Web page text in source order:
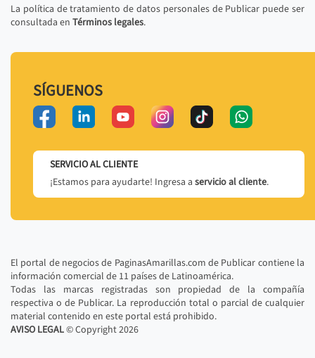
La política de tratamiento de datos personales de Publicar puede ser
consultada en Términos legales.
SÍGUENOS
SERVICIO AL CLIENTE
¡Estamos para ayudarte! Ingresa a servicio al cliente.
El portal de negocios de PaginasAmarillas.com de Publicar contiene la
información comercial de 11 países de Latinoamérica.
Todas las marcas registradas son propiedad de la compañía
respectiva o de Publicar. La reproducción total o parcial de cualquier
material contenido en este portal está prohibido.
AVISO LEGAL© Copyright2026